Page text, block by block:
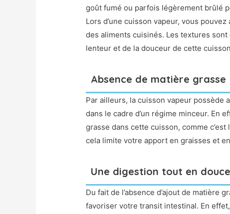
goût fumé ou parfois légèrement brûlé
Lors d’une cuisson vapeur, vous
des aliments cuisinés. Les textures
lenteur et de la douceur de cette
Absence de matière grasse
Par ailleurs, la cuisson vapeur possède
dans le cadre d’un régime minceur. En
grasse dans cette cuisson, comme
cela limite votre apport en graisses et
Une digestion tout en
Du fait de l’absence d’ajout de matière
favoriser votre transit intestinal. En